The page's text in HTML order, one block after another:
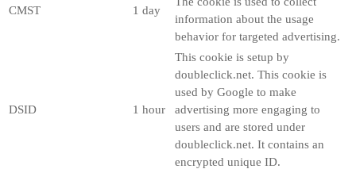
CMST 1 day
information about the usage
behavior for targeted advertising.
DSID 1 hour
This cookie is setup by
doubleclick.net. This cookie is
used by Google to make
advertising more engaging to
users and are stored under
doubleclick.net. It contains an
encrypted unique ID.